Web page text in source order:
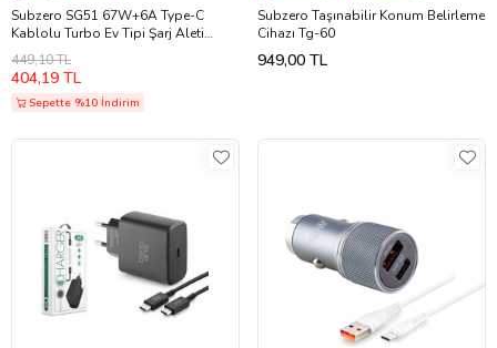
Subzero SG51 67W+6A Type-C
Kablolu Turbo Ev Tipi Şarj Aleti
Salise Gösterir
449,10 TL
404,19 TL
Sepette %10 İndirim
Subzero Taşınabilir Konum Belirleme
Cihazı Tg-60
949,00 TL